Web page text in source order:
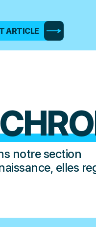
ARTICLE
notre section
elles